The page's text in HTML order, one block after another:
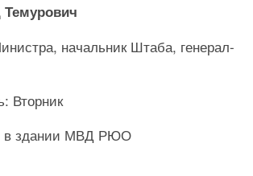
начальник Штаба, генерал-
Вторник
в здании МВД РЮО